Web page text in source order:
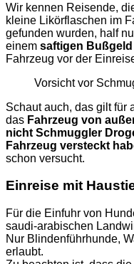
Wir kennen Reisende,
kleine Likörflaschen im
gefunden wurden, half
einem saftigen Bußgeld
Fahrzeug vor der
Vorsicht vor
Schaut auch, das gilt für
das Fahrzeug von
nicht Schmuggler
Fahrzeug versteckt
schon versucht.
Einreise mit
Für die Einfuhr von
saudi-arabischen
Nur Blindenführhunde,
erlaubt.